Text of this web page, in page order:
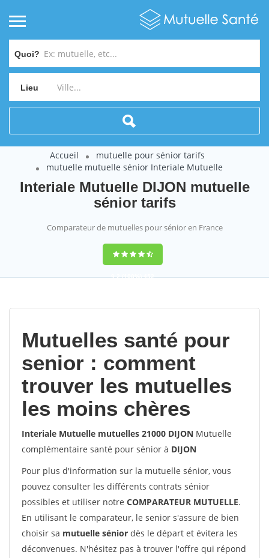
Quoi?
Lieu
Accueil
mutuelle pour sénior tarifs
mutuelle mutuelle sénior Interiale Mutuelle
Interiale Mutuelle DIJON mutuelle
sénior tarifs
Comparateur de mutuelles pour sénior en France
9,2(100%)452
Mutuelles santé pour
senior : comment
trouver les mutuelles
les moins chères
Interiale Mutuelle mutuelles 21000 DIJON Mutuelle
complémentaire santé pour sénior à DIJON
Pour plus d'information sur la mutuelle sénior, vous
pouvez consulter les différents contrats sénior
possibles et utiliser notre COMPARATEUR MUTUELLE.
En utilisant le comparateur, le senior s'assure de bien
choisir sa mutuelle sénior dès le départ et évitera les
déconvenues. N'hésitez pas à trouver l'offre qui répond